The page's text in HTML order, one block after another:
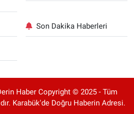
Son Dakika Haberleri
Haber Copyright © 2025 - Tüm
Karabük'de Doğru Haberin Adresi.